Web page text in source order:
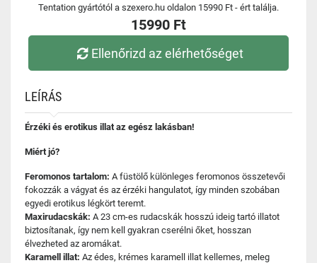
Tentation gyártótól a szexero.hu oldalon 15990 Ft - ért találja.
15990 Ft
Ellenőrizd az elérhetőséget
LEÍRÁS
Érzéki és erotikus illat az egész lakásban!
Miért jó?
Feromonos tartalom: A füstölő különleges feromonos összetevői
fokozzák a vágyat és az érzéki hangulatot, így minden szobában
egyedi erotikus légkört teremt.
Maxirudacskák: A 23 cm-es rudacskák hosszú ideig tartó illatot
biztosítanak, így nem kell gyakran cserélni őket, hosszan
élvezheted az aromákat.
Karamell illat: Az édes, krémes karamell illat kellemes, meleg